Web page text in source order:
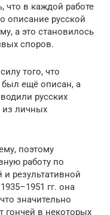
что в каждой работе
описание русской
а это становилось
споров.
того, что
был ещё описан, а
русских
из личных
поэтому
работу по
результативной
гг. она
значительно
гончей в некоторых